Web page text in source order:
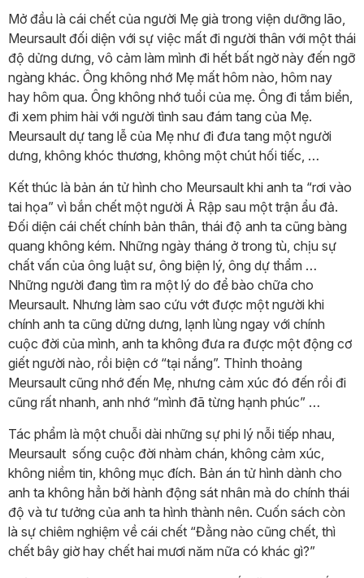
Mở đầu là cái chết của người Mẹ già trong viện dưỡng lão,
Meursault đối diện với sự việc mất đi người thân với một thái
độ dửng dưng, vô cảm làm mình đi hết bất ngờ này đến ngỡ
ngàng khác. Ông không nhớ Mẹ mất hôm nào, hôm nay
hay hôm qua. Ông không nhớ tuổi của mẹ. Ông đi tắm biển,
đi xem phim hài với người tình sau đám tang của Mẹ.
Meursault dự tang lễ của Mẹ như đi đưa tang một người
dưng, không khóc thương, không một chút hối tiếc, …
Kết thúc là bản án tử hình cho Meursault khi anh ta “rơi vào
tai họa” vì bắn chết một người Ả Rập sau một trận ẩu đả.
Đối diện cái chết chính bản thân, thái độ anh ta cũng bàng
quang không kém. Những ngày tháng ở trong tù, chịu sự
chất vấn của ông luật sư, ông biện lý, ông dự thẩm …
Những người đang tìm ra một lý do để bào chữa cho
Meursault. Nhưng làm sao cứu vớt được một người khi
chính anh ta cũng dửng dưng, lạnh lùng ngay với chính
cuộc đời của mình, anh ta không đưa ra được một động cơ
giết người nào, rồi biện cớ “tại nắng”. Thỉnh thoảng
Meursault cũng nhớ đến Mẹ, nhưng cảm xúc đó đến rồi đi
cũng rất nhanh, anh nhớ “mình đã từng hạnh phúc” …
Tác phẩm là một chuỗi dài những sự phi lý nỗi tiếp nhau,
Meursault sống cuộc đời nhàm chán, không cảm xúc,
không niềm tin, không mục đích. Bản án tử hình dành cho
anh ta không hẳn bởi hành động sát nhân mà do chính thái
độ và tư tưởng của anh ta hình thành nên. Cuốn sách còn
là sự chiêm nghiệm về cái chết “Đằng nào cũng chết, thì
chết bây giờ hay chết hai mươi năm nữa có khác gì?”